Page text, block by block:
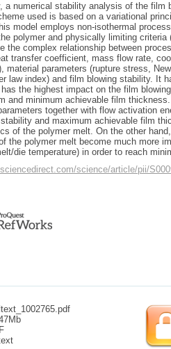
a numerical stability analysis of the film
used is based on a variational
model employs non-isothermal
polymer and physically limiting
the complex relationship between
transfer coefficient, mass flow rate,
material parameters (rupture stress,
law index) and film blowing stability. It
the highest impact on the film
and minimum achievable film
together with flow activation
and maximum achievable film
of the polymer melt. On the other
the polymer melt become much more
die temperature) in order to reach
science/article/pii/